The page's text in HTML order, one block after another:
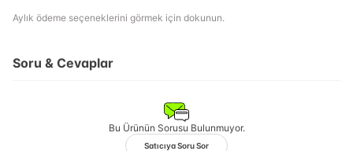
Aylık ödeme seçeneklerini görmek için dokunun.
Soru & Cevaplar
Bu Ürünün Sorusu Bulunmuyor.
Satıcıya Soru Sor